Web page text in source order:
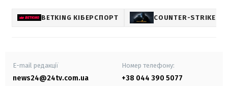
BETKING КІБЕРСПОРТ COUNTER-STRIKE
E-mail редакції
news24@24tv.com.ua
Номер телефону:
+38 044 390 5077